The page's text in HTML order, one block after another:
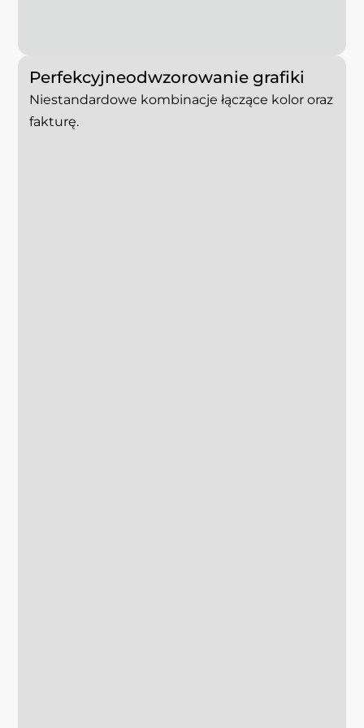
Perfekcyjneodwzorowanie grafiki
Niestandardowe kombinacje łączące kolor oraz
fakturę.